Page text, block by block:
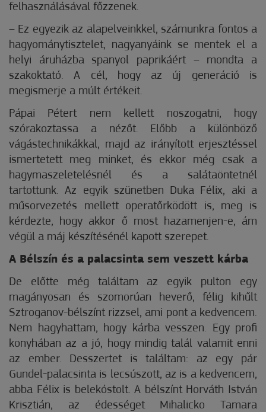
felhasználásával főzzenek.
– Ez egyezik az alapelveinkkel, számunkra fontos a
hagyománytisztelet, nagyanyáink se mentek el a
helyi áruházba spanyol paprikáért – mondta a
szakoktató. A cél, hogy az új generáció is
megismerje a múlt értékeit.
Pápai Pétert nem kellett noszogatni, hogy
szórakoztassa a nézőt. Előbb a különböző
vágástechnikákkal, majd az irányított erjesztéssel
ismertetett meg minket, és ekkor még csak a
hagymaszeletelésnél és a salátaöntetnél
tartottunk. Az egyik szünetben Duka Félix, aki a
műsorvezetés mellett operatőrködött is, meg is
kérdezte, hogy akkor ő most hazamenjen-e, ám
végül a máj készítésénél kapott szerepet.
A Bélszín és a palacsinta sem veszett kárba
De előtte még találtam az egyik pulton egy
magányosan és szomorúan heverő, félig kihűlt
Sztroganov-bélszínt rizzsel, ami pont a kedvencem.
Nem hagyhattam, hogy kárba vesszen. Egy profi
konyhában az a jó, hogy mindig talál valamit enni
az ember. Desszertet is ta­­láltam: az egy pár
Gundel-­palacsinta is lecsúszott, az is a kedvencem,
abba Félix is belekóstolt. A bélszínt Horváth István
Krisztián, az édességet Mihalicko Tamara